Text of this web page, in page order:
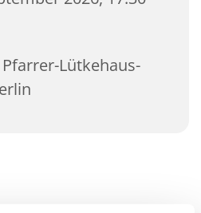
Lütkehaus-